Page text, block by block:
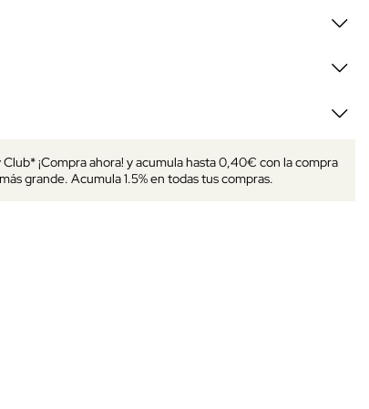
Club* ¡Compra ahora! y acumula hasta 0,40€ con la compra
grande. Acumula 1.5% en todas tus compras.